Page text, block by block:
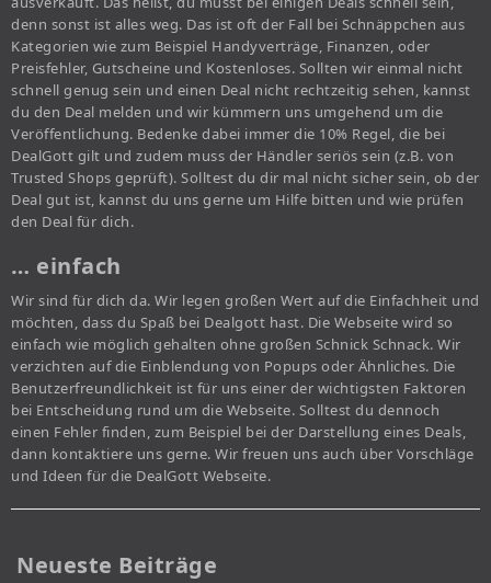
denn sonst ist alles weg. Das ist oft der Fall bei Schnäppchen aus
Kategorien wie zum Beispiel Handyverträge, Finanzen, oder
Preisfehler, Gutscheine und Kostenloses. Sollten wir einmal nicht
schnell genug sein und einen Deal nicht rechtzeitig sehen, kannst
du den Deal melden und wir kümmern uns umgehend um die
Veröffentlichung. Bedenke dabei immer die 10% Regel, die bei
DealGott gilt und zudem muss der Händler seriös sein (z.B. von
Trusted Shops geprüft). Solltest du dir mal nicht sicher sein, ob der
Deal gut ist, kannst du uns gerne um Hilfe bitten und wie prüfen
den Deal für dich.
… einfach
Wir sind für dich da. Wir legen großen Wert auf die Einfachheit und
möchten, dass du Spaß bei Dealgott hast. Die Webseite wird so
einfach wie möglich gehalten ohne großen Schnick Schnack. Wir
verzichten auf die Einblendung von Popups oder Ähnliches. Die
Benutzerfreundlichkeit ist für uns einer der wichtigsten Faktoren
bei Entscheidung rund um die Webseite. Solltest du dennoch
einen Fehler finden, zum Beispiel bei der Darstellung eines Deals,
dann kontaktiere uns gerne. Wir freuen uns auch über Vorschläge
und Ideen für die DealGott Webseite.
Neueste Beiträge